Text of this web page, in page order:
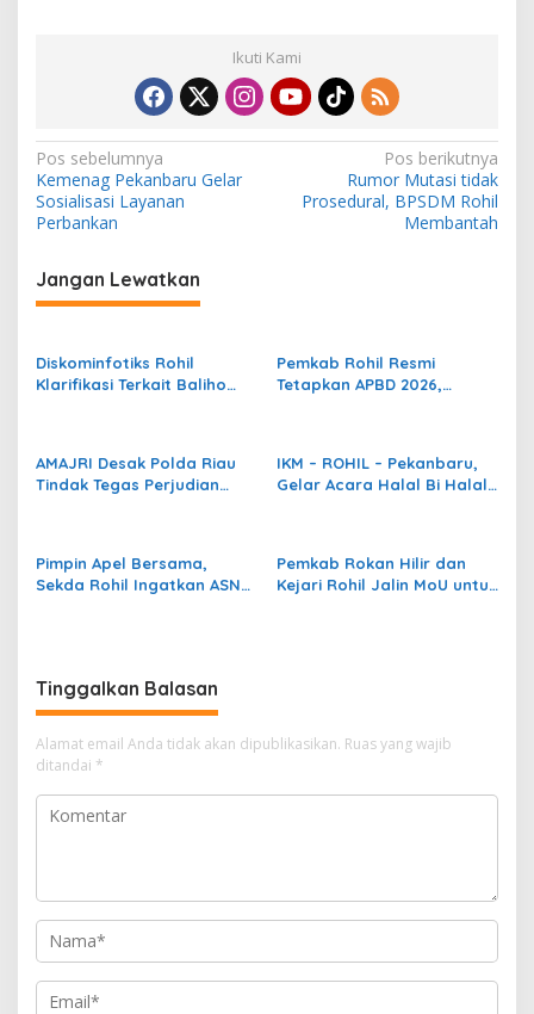
Ikuti Kami
N
a
v
i
g
s
i
o
s
Pos sebelumnya
Kemenag Pekanbaru Gelar
Sosialisasi Layanan
Perbankan
Pos berikutnya
Rumor Mutasi tidak
Prosedural, BPSDM Rohil
Membantah
Jangan Lewatkan
Diskominfotiks Rohil
Klarifikasi Terkait Baliho
Pemkab Rohil Resmi
Tetapkan APBD 2026,
AMAJRI Desak Polda Riau
Tindak Tegas Perjudian
IKM – ROHIL – Pekanbaru,
Gelar Acara Halal Bi Halal
Pimpin Apel Bersama,
Sekda Rohil Ingatkan ASN
Pemkab Rokan Hilir dan
Kejari Rohil Jalin MoU untuk
Tinggalkan Balasan
Alamat email Anda tidak akan dipublikasikan. Ruas yang wajib
ditandai *